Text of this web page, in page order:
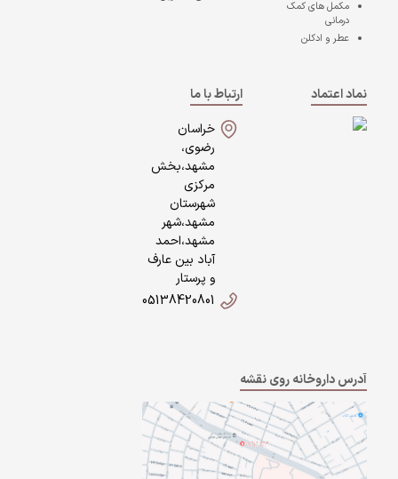
مکمل های کمک
درمانی
عطر و ادکلن
نماد اعتماد
ارتباط با ما
خراسان
رضوی،
مشهد،بخش
مرکزی
شهرستان
مشهد،شهر
مشهد،احمد
آباد بین عارف
و پرستار
05138420801
آدرس داروخانه روی نقشه